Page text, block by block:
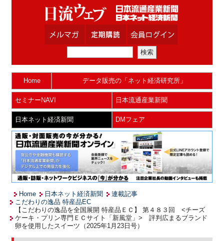
Home データ販売の「ネット経済研究所」
セミナーNAVI 日本流通産業新聞
日本ネット経済新聞 DMフェア
Home 日本ネット経済新聞
連載記事
こだわりの逸品 特産品EC
【こだわりの逸品を全国展開 特産品ＥＣ】 第４８３回 <チーズ
ケーキ・プリン専門ＥＣサイト「新風堂」> 評判広まるブランド
卵を使用したスイーツ（2025年1月23日号）